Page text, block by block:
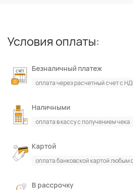
Условия оплаты:
Безналичный платеж
оплата через расчетный счет с
Наличными
оплата в кассу с получением чека
Картой
оплата банковской картой любым
В рассрочку